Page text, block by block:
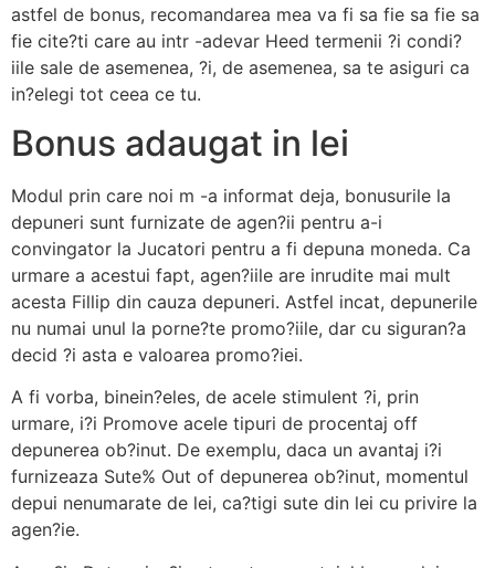
astfel de bonus, recomandarea mea va fi sa fie sa fie sa
fie cite?ti care au intr -adevar Heed termenii ?i condi?
iile sale de asemenea, ?i, de asemenea, sa te asiguri ca
in?elegi tot ceea ce tu.
Bonus adaugat in lei
Modul prin care noi m -a informat deja, bonusurile la
depuneri sunt furnizate de agen?ii pentru a-i
convingator la Jucatori pentru a fi depuna moneda. Ca
urmare a acestui fapt, agen?iile are inrudite mai mult
acesta Fillip din cauza depuneri. Astfel incat, depunerile
nu numai unul la porne?te promo?iile, dar cu siguran?a
decid ?i asta e valoarea promo?iei.
A fi vorba, binein?eles, de acele stimulent ?i, prin
urmare, i?i Promove acele tipuri de procentaj off
depunerea ob?inut. De exemplu, daca un avantaj i?i
furnizeaza Sute% Out of depunerea ob?inut, momentul
depui nenumarate de lei, ca?tigi sute din lei cu privire la
agen?ie.